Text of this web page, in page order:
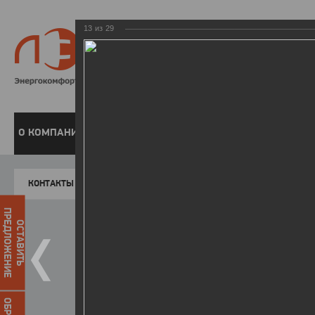
8 800
О КОМПАНИИ
КОНТАКТЫ
ОСТАВИТЬ
ПРЕДЛОЖЕНИЕ
13 из 29